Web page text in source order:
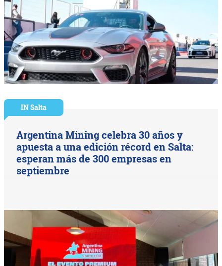
IN Salta
Argentina Mining celebra 30 años y
apuesta a una edición récord en Salta:
esperan más de 300 empresas en
septiembre